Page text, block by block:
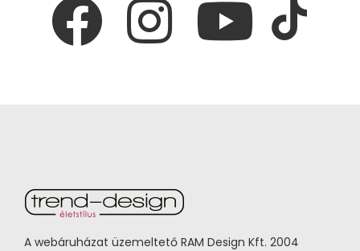
A webáruházat üzemeltető RAM Design Kft. 2004